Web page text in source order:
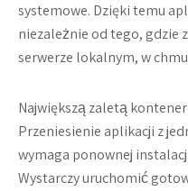
systemowe. Dzięki temu
niezależnie od tego, gdzie
serwerze lokalnym, w
Największą zaletą
Przeniesienie aplikacji z
wymaga ponownej
Wystarczy uruchomić